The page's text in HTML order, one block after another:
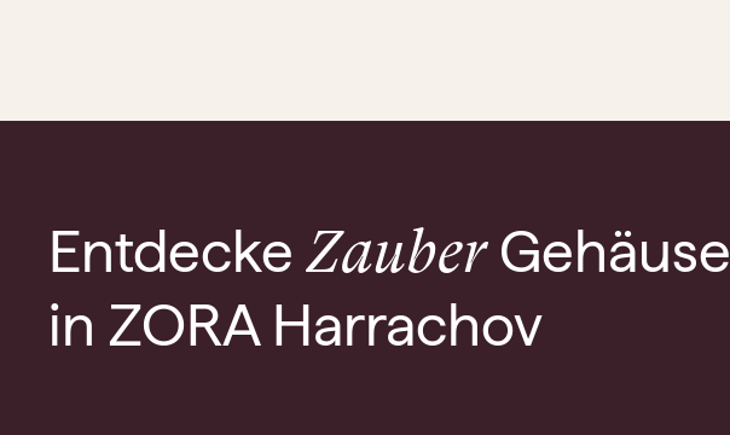
EntdeckeZauberGehäuse
in ZORA Harrachov